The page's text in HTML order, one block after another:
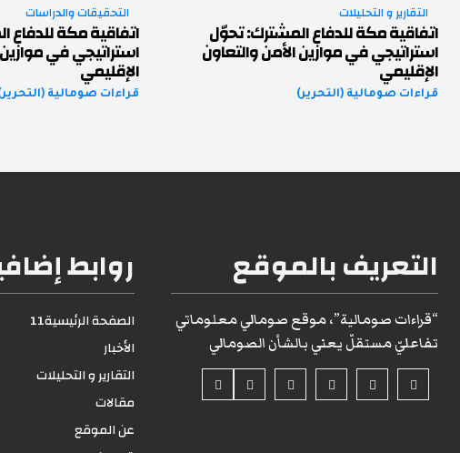
التقارير و التحليلات
اتفاقية مكة للدفاع المشترك: تحوّل
استراتيجي في موازين الأمن والتعاون
الإقليمي
قراءات صومالية (التحرير)
التحقيقات والدراسات
اتفاقية مكة للدفاع
استراتيجي في
الإقليمي
قراءات صومالية
روابط
الصفحة الرئيسية11
الأخبار
التقارير و التحليلات
مقالات
عن الموقع
التعريف بالموقع
“قراءات صومالية”، موقع صومالي معلوماتي
تفاعليّ مستقلّ يعني بالشأن الصومالي